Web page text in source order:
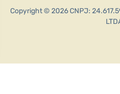
Copyright © 2026 CNPJ: